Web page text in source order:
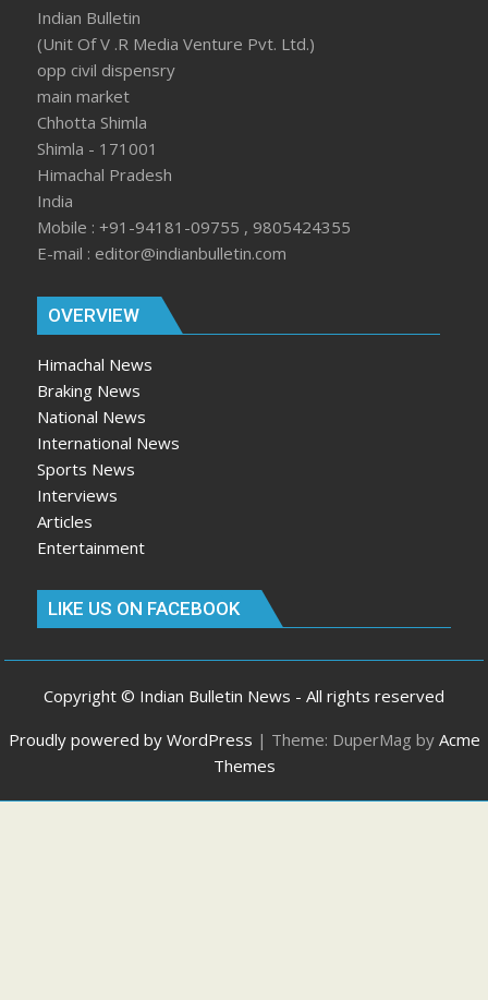
Indian Bulletin
(Unit Of V .R Media Venture Pvt. Ltd.)
opp civil dispensry
main market
Chhotta Shimla
Shimla - 171001
Himachal Pradesh
India
Mobile : +91-94181-09755 , 9805424355
E-mail : editor@indianbulletin.com
OVERVIEW
Himachal News
Braking News
National News
International News
Sports News
Interviews
Articles
Entertainment
LIKE US ON FACEBOOK
Copyright © Indian Bulletin News - All rights reserved
Proudly powered by WordPress | Theme: DuperMag by Acme
Themes